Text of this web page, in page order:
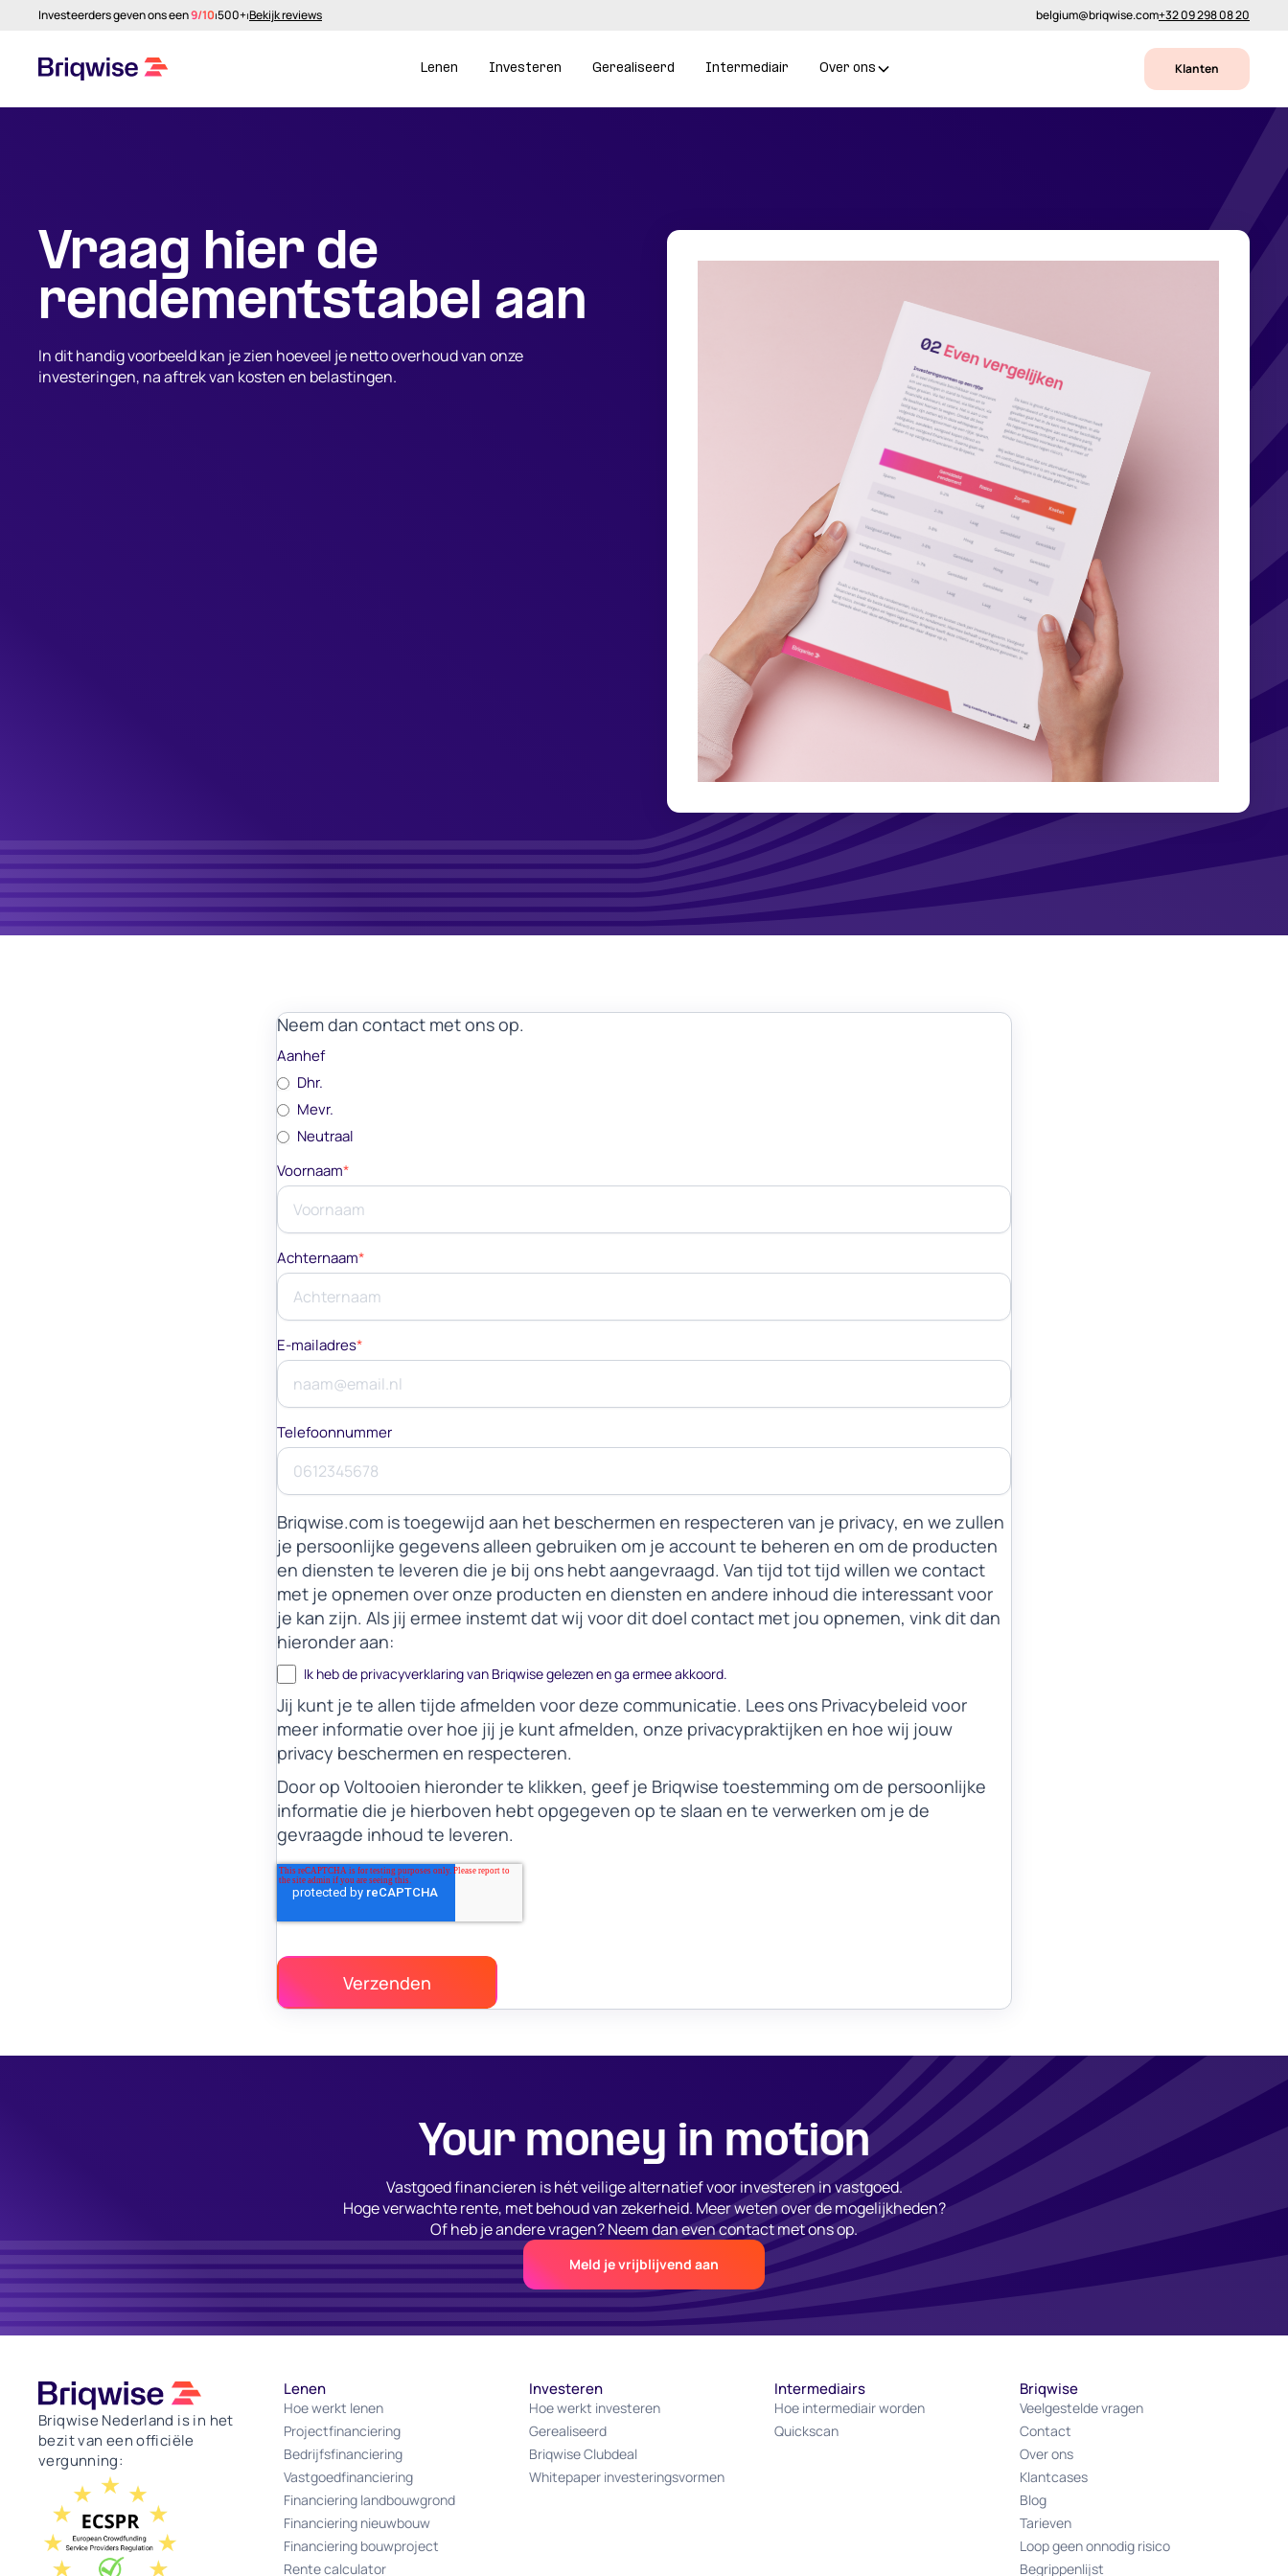
Investeerders geven ons een9/10⏐500+⏐Bekijk reviews belgium@briqwise.com+32 09 298 08 20
Lenen Investeren Gerealiseerd Intermediair Over ons Klanten
Vraag hier de
rendementstabel aan
In dit handig voorbeeld kan je zien hoeveel je netto overhoud van onze
investeringen, na aftrek van kosten en belastingen.
Neem dan contact met ons op.
Aanhef
Dhr.
Mevr.
Neutraal
Voornaam*
Achternaam*
E-mailadres*
Telefoonnummer
Briqwise.com is toegewijd aan het beschermen en respecteren van je privacy, en we zullen
je persoonlijke gegevens alleen gebruiken om je account te beheren en om de producten
en diensten te leveren die je bij ons hebt aangevraagd. Van tijd tot tijd willen we contact
met je opnemen over onze producten en diensten en andere inhoud die interessant voor
je kan zijn. Als jij ermee instemt dat wij voor dit doel contact met jou opnemen, vink dit dan
hieronder aan:
Ik heb de privacyverklaring van Briqwise gelezen en ga ermee akkoord.
Jij kunt je te allen tijde afmelden voor deze communicatie. Lees ons Privacybeleid voor
meer informatie over hoe jij je kunt afmelden, onze privacypraktijken en hoe wij jouw
privacy beschermen en respecteren.
Door op Voltooien hieronder te klikken, geef je Briqwise toestemming om de persoonlijke
informatie die je hierboven hebt opgegeven op te slaan en te verwerken om je de
gevraagde inhoud te leveren.
Your money in motion
Vastgoed financieren is hét veilige alternatief voor investeren in vastgoed.
Hoge verwachte rente, met behoud van zekerheid. Meer weten over de mogelijkheden?
Of heb je andere vragen? Neem dan even contact met ons op.
Meld je vrijblijvend aan
Briqwise Nederland is in het
bezit van een officiële
vergunning:
Lenen
Hoe werkt lenen
Projectfinanciering
Bedrijfsfinanciering
Vastgoedfinanciering
Financiering landbouwgrond
Financiering nieuwbouw
Financiering bouwproject
Rente calculator
Investeren
Hoe werkt investeren
Gerealiseerd
Briqwise Clubdeal
Whitepaper investeringsvormen
Intermediairs
Hoe intermediair worden
Quickscan
Briqwise
Veelgestelde vragen
Contact
Over ons
Klantcases
Blog
Tarieven
Loop geen onnodig risico
Begrippenlijst